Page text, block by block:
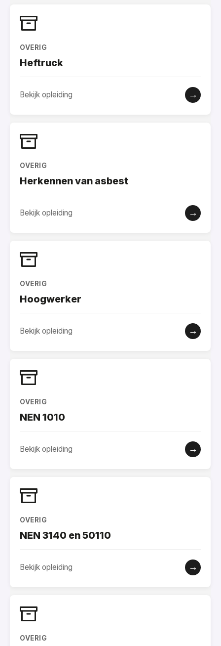
OVERIG
Heftruck
Bekijk opleiding →
OVERIG
Herkennen van asbest
Bekijk opleiding →
OVERIG
Hoogwerker
Bekijk opleiding →
OVERIG
NEN 1010
Bekijk opleiding →
OVERIG
NEN 3140 en 50110
Bekijk opleiding →
OVERIG